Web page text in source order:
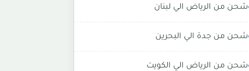
شحن من الرياض الي لبنان
شحن من جدة الي البحرين
شحن من الرياض الي الكويت